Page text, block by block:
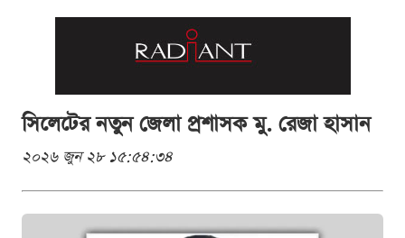
সিলেটের নতুন জেলা প্রশাসক মু. রেজা হাসান
২০২৬ জুন ২৮ ১৫:৫৪:৩৪